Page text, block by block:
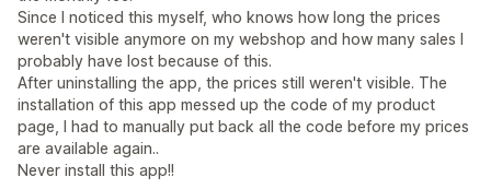
Since I noticed this myself, who knows how long the prices
weren't visible anymore on my webshop and how many sales I
probably have lost because of this.
After uninstalling the app, the prices still weren't visible. The
installation of this app messed up the code of my product
page, I had to manually put back all the code before my prices
are available again..
Never install this app!!